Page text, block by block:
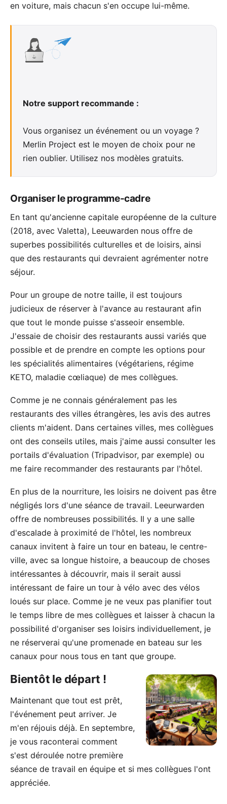
en voiture, mais chacun s'en occupe lui-même.
Notre support recommande :
Vous organisez un événement ou un voyage ?
Merlin Project est le moyen de choix pour ne
rien oublier. Utilisez nos modèles gratuits.
Organiser le programme-cadre
En tant qu'ancienne capitale européenne de la culture
(2018, avec Valetta), Leeuwarden nous offre de
superbes possibilités culturelles et de loisirs, ainsi
que des restaurants qui devraient agrémenter notre
séjour.
Pour un groupe de notre taille, il est toujours
judicieux de réserver à l'avance au restaurant afin
que tout le monde puisse s'asseoir ensemble.
J'essaie de choisir des restaurants aussi variés que
possible et de prendre en compte les options pour
les spécialités alimentaires (végétariens, régime
KETO, maladie cœliaque) de mes collègues.
Comme je ne connais généralement pas les
restaurants des villes étrangères, les avis des autres
clients m'aident. Dans certaines villes, mes collègues
ont des conseils utiles, mais j'aime aussi consulter les
portails d'évaluation (Tripadvisor, par exemple) ou
me faire recommander des restaurants par l'hôtel.
En plus de la nourriture, les loisirs ne doivent pas être
négligés lors d'une séance de travail. Leeurwarden
offre de nombreuses possibilités. Il y a une salle
d'escalade à proximité de l'hôtel, les nombreux
canaux invitent à faire un tour en bateau, le centre-
ville, avec sa longue histoire, a beaucoup de choses
intéressantes à découvrir, mais il serait aussi
intéressant de faire un tour à vélo avec des vélos
loués sur place. Comme je ne veux pas planifier tout
le temps libre de mes collègues et laisser à chacun la
possibilité d'organiser ses loisirs individuellement, je
ne réserverai qu'une promenade en bateau sur les
canaux pour nous tous en tant que groupe.
Bientôt le départ !
Maintenant que tout est prêt,
l'événement peut arriver. Je
m'en réjouis déjà. En septembre,
je vous raconterai comment
s'est déroulée notre première
séance de travail en équipe et si mes collègues l'ont
appréciée.